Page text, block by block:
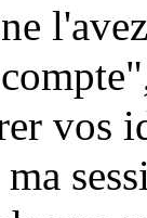
vos